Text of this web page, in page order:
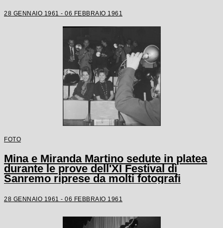
28 GENNAIO 1961 - 06 FEBBRAIO 1961
FOTO
Mina e Miranda Martino sedute in platea
durante le prove dell'XI Festival di
Sanremo riprese da molti fotografi
28 GENNAIO 1961 - 06 FEBBRAIO 1961